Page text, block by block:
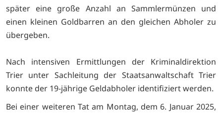
später eine große Anzahl an Sammlermünzen und
einen kleinen Goldbarren an den gleichen Abholer zu
übergeben.
Nach intensiven Ermittlungen der Kriminaldirektion
Trier unter Sachleitung der Staatsanwaltschaft Trier
konnte der 19-jährige Geldabholer identifiziert werden.
Bei einer weiteren Tat am Montag, dem 6. Januar 2025,